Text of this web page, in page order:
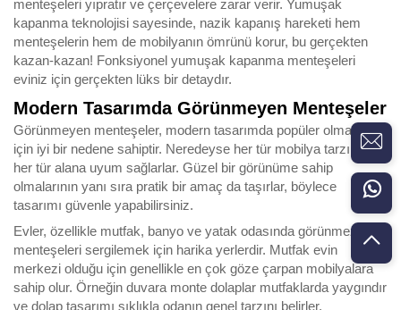
menteşeleri yıpratır ve çerçevelere zarar verir. Yumuşak
kapanma teknolojisi sayesinde, nazik kapanış hareketi hem
menteşelerin hem de mobilyanın ömrünü korur, bu gerçekten
kazan-kazan! Fonksiyonel yumuşak kapanma menteşeleri
eviniz için gerçekten lüks bir detaydır.
Modern Tasarımda Görünmeyen Menteşeler
Görünmeyen menteşeler, modern tasarımda popüler olmaları
için iyi bir nedene sahiptir. Neredeyse her tür mobilya tarzına ve
her tür alana uyum sağlarlar. Güzel bir görünüme sahip
olmalarının yanı sıra pratik bir amaç da taşırlar, böylece
tasarımı güvenle yapabilirsiniz.
Evler, özellikle mutfak, banyo ve yatak odasında görünmez
menteşeleri sergilemek için harika yerlerdir. Mutfak evin
merkezi olduğu için genellikle en çok göze çarpan mobilyalara
sahip olur. Örneğin duvara monte dolaplar mutfaklarda yaygındır
ve dolap tasarımı sıklıkla odanın genel tarzını belirler.